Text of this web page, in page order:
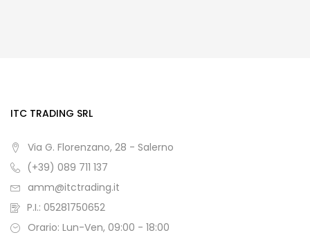
ITC TRADING SRL
Via G. Florenzano, 28 - Salerno
(+39) 089 711 137
amm@itctrading.it
P.I.: 05281750652
Orario: Lun-Ven, 09:00 - 18:00